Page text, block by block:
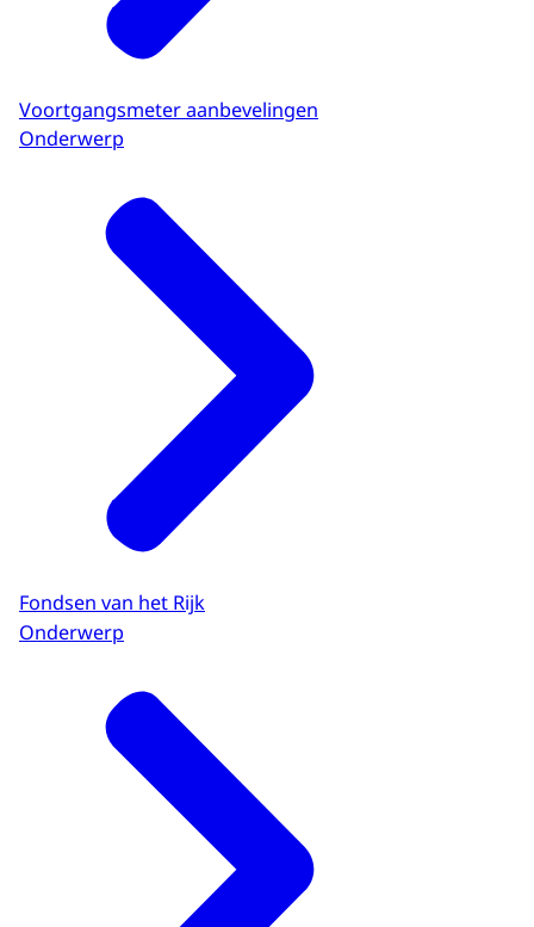
Voortgangsmeter aanbevelingen
Onderwerp
Fondsen van het Rijk
Onderwerp